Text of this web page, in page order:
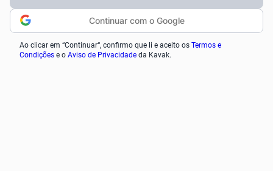
Continuar com o Google
Ao clicar em “Continuar“, confirmo que li e aceito os Termos e
Condições e o Aviso de Privacidade da Kavak.